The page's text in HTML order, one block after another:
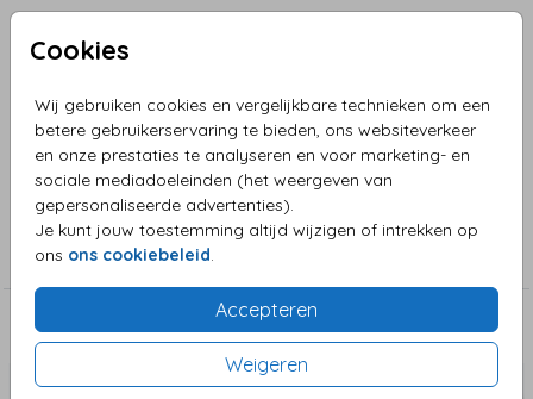
Cookies
Wij gebruiken cookies en vergelijkbare technieken om een
betere gebruikerservaring te bieden, ons websiteverkeer
en onze prestaties te analyseren en voor marketing- en
sociale mediadoeleinden (het weergeven van
gepersonaliseerde advertenties).
Je kunt jouw toestemming altijd wijzigen of intrekken op
ons ons cookiebeleid.
Accepteren
Weigeren
Productinformatie
Omschrijving
Wenskaart kinderen met bordjes
Collectie
Wenskaarten
Deze zijn ook leuk!